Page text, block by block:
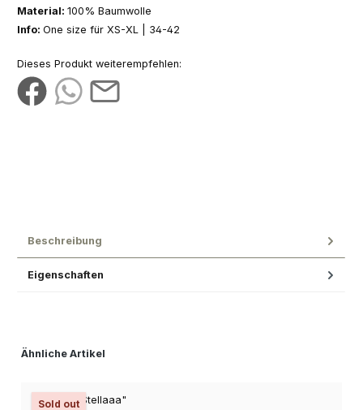
Material: 100% Baumwolle
Info: One size für XS-XL | 34-42
Dieses Produkt weiterempfehlen:
Beschreibung
Eigenschaften
Produktgalerie überspringen
Ähnliche Artikel
Sold out